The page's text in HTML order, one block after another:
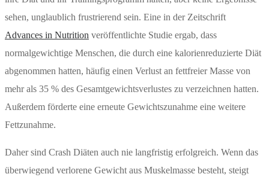
sehen, unglaublich frustrierend sein. Eine in der Zeitschrift
Advances in Nutrition veröffentlichte Studie ergab, dass
normalgewichtige Menschen, die durch eine kalorienreduzierte Diät
abgenommen hatten, häufig einen Verlust an fettfreier Masse von
mehr als 35 % des Gesamtgewichtsverlustes zu verzeichnen hatten.
Außerdem förderte eine erneute Gewichtszunahme eine weitere
Fettzunahme.
Daher sind Crash Diäten auch nie langfristig erfolgreich. Wenn das
überwiegend verlorene Gewicht aus Muskelmasse besteht, steigt